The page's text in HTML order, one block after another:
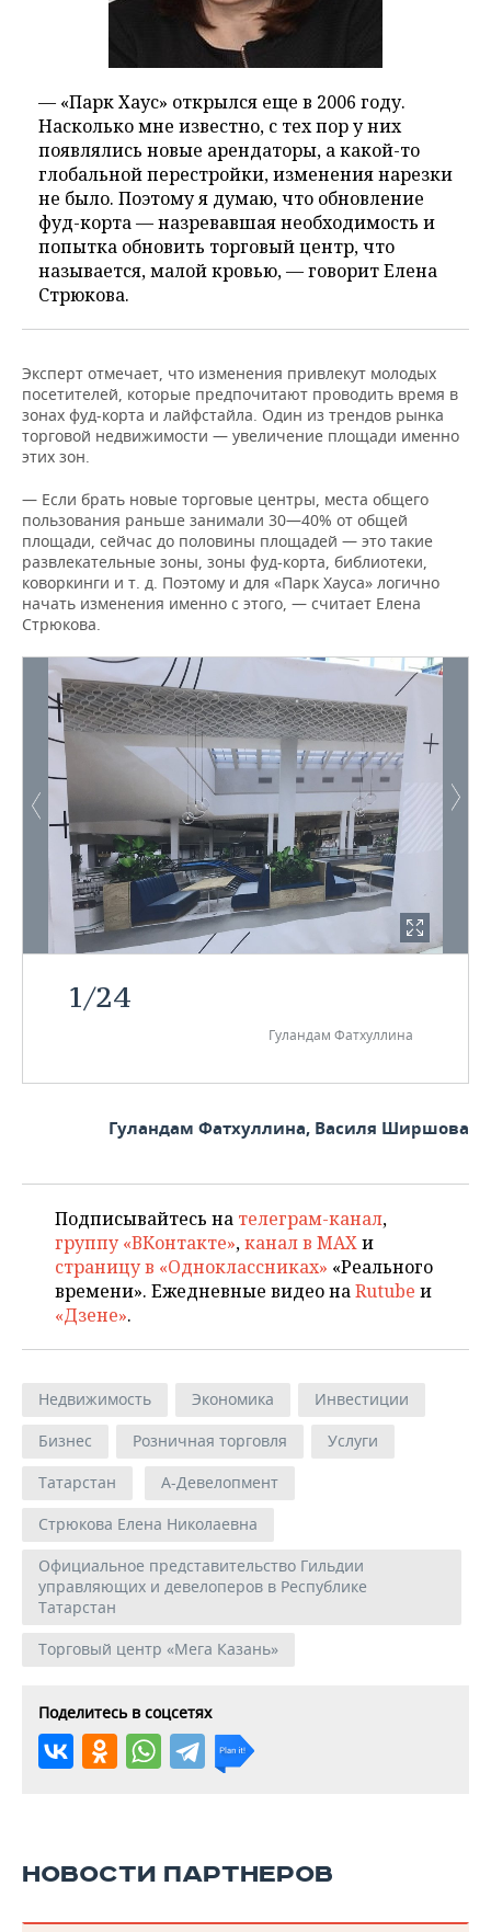
— «Парк Хаус» открылся еще в 2006 году.
Насколько мне известно, с тех пор у них
появлялись новые арендаторы, а какой-то
глобальной перестройки, изменения нарезки
не было. Поэтому я думаю, что обновление
фуд-корта — назревавшая необходимость и
попытка обновить торговый центр, что
называется, малой кровью, — говорит Елена
Стрюкова.
Эксперт отмечает, что изменения привлекут молодых
посетителей, которые предпочитают проводить время в
зонах фуд-корта и лайфстайла. Один из трендов рынка
торговой недвижимости — увеличение площади именно
этих зон.
— Если брать новые торговые центры, места общего
пользования раньше занимали 30—40% от общей
площади, сейчас до половины площадей — это такие
развлекательные зоны, зоны фуд-корта, библиотеки,
коворкинги и т. д. Поэтому и для «Парк Хауса» логично
начать изменения именно с этого, — считает Елена
Стрюкова.
1/24
Гуландам Фатхуллина
Гуландам Фатхуллина, Василя Ширшова
Подписывайтесь на телеграм-канал,
группу «ВКонтакте»,канал в MAXи
страницу в «Одноклассниках» «Реального
времени». Ежедневные видео наRutube и
«Дзене».
Недвижимость Экономика
Инвестиции
Бизнес
Розничная торговля
Услуги
Татарстан
А-Девелопмент
Стрюкова Елена Николаевна
Официальное представительство Гильдии
управляющих и девелоперов в Республике
Татарстан
Торговый центр «Мега Казань»
Поделитесь в соцсетях
НОВОСТИ ПАРТНЕРОВ